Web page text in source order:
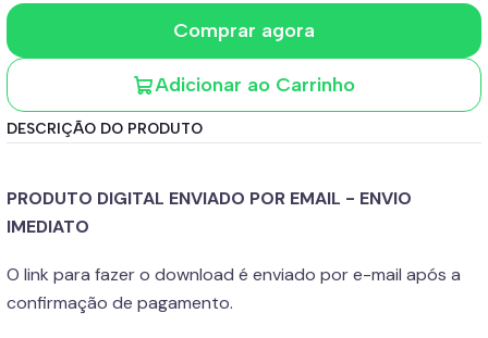
Adicionar ao Carrinho
Comprar agora
DESCRIÇÃO DO PRODUTO
PRODUTO DIGITAL ENVIADO POR EMAIL - ENVIO
IMEDIATO
O link para fazer o download é enviado por e-mail após a
confirmação de pagamento.